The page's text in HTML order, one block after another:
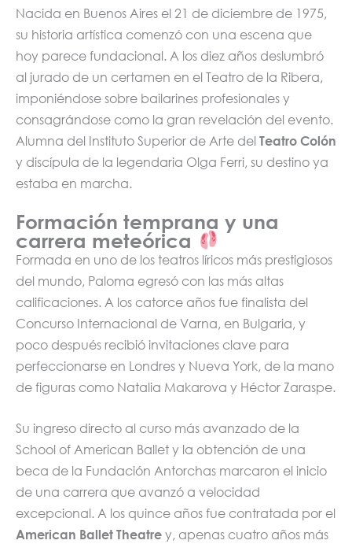
Nacida en Buenos Aires el 21 de diciembre de 1975,
su historia artística comenzó con una escena que
hoy parece fundacional. A los diez años deslumbró
al jurado de un certamen en el Teatro de la Ribera,
imponiéndose sobre bailarines profesionales y
consagrándose como la gran revelación del evento.
Alumna del Instituto Superior de Arte del Teatro Colón
y discípula de la legendaria Olga Ferri, su destino ya
estaba en marcha.
Formación temprana y una
carrera meteórica
Formada en uno de los teatros líricos más prestigiosos
del mundo, Paloma egresó con las más altas
calificaciones. A los catorce años fue finalista del
Concurso Internacional de Varna, en Bulgaria, y
poco después recibió invitaciones clave para
perfeccionarse en Londres y Nueva York, de la mano
de figuras como Natalia Makarova y Héctor Zaraspe.
Su ingreso directo al curso más avanzado de la
School of American Ballet y la obtención de una
beca de la Fundación Antorchas marcaron el inicio
de una carrera que avanzó a velocidad
excepcional. A los quince años fue contratada por el
American Ballet Theatre y, apenas cuatro años más